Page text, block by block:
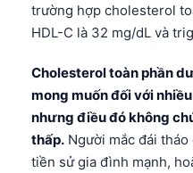
trường hợp cholesterol
HDL-C là 32 mg/dL và
Cholesterol toàn phần
mong muốn đối với
nhưng điều đó không
thấp. Người mắc đái
tiền sử gia đình mạnh,